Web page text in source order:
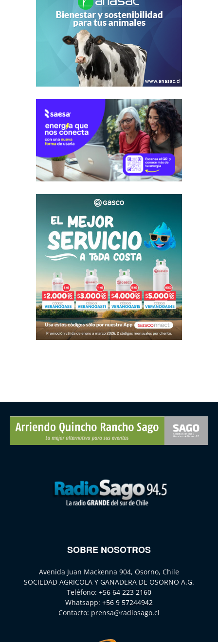
SOBRE NOSOTROS
Avenida Juan Mackenna 904, Osorno, Chile
SOCIEDAD AGRICOLA Y GANADERA DE OSORNO A.G.
Teléfono: +56 64 223 2160
Whatsapp: +56 9 57244942
Contacto: prensa@radiosago.cl